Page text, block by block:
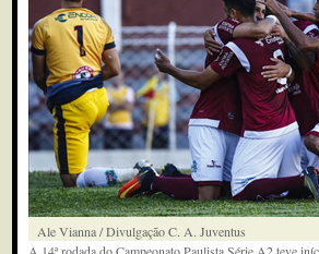
Ale Vianna / Divulgação C. A. Juventus